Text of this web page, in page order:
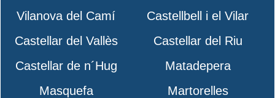
Vilanova del Camí
Castellbell i el Vilar
Castellar del Vallès
Castellar del Riu
Castellar de n´Hug
Matadepera
Masquefa
Martorelles